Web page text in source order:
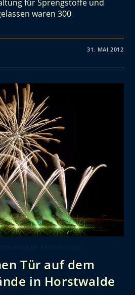
für Sprengstoffe und
waren 300
31. MAI 2012
Tür auf dem
in Horstwalde